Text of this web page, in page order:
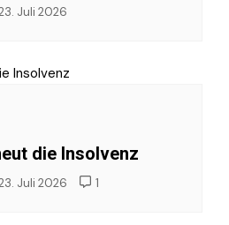
Juli 2026
die Insolvenz
Juli 2026 1